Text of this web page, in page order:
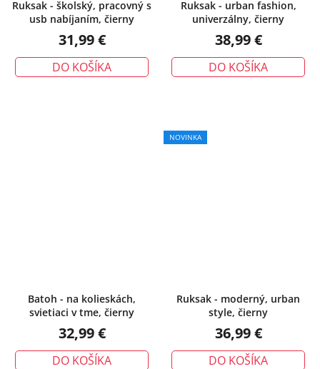
Ruksak - školský, pracovný s
usb nabíjaním, čierny
31,99 €
DO KOŠÍKA
Ruksak - urban fashion,
univerzálny, čierny
38,99 €
DO KOŠÍKA
Batoh - na kolieskách,
svietiaci v tme, čierny
32,99 €
DO KOŠÍKA
NOVINKA
Ruksak - moderný, urban
style, čierny
36,99 €
DO KOŠÍKA